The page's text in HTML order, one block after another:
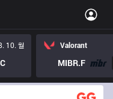
10. 월 Valorant
MIBR.F